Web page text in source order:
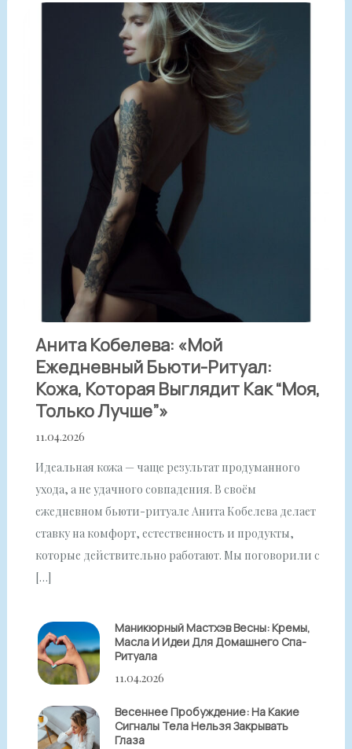
Анита Кобелева: «Мой
Ежедневный Бьюти-Ритуал:
Кожа, Которая Выглядит Как “моя,
Только Лучше”»
11.04.2026
Идеальная кожа — чаще результат продуманного
ухода, а не удачного совпадения. В своём
ежедневном бьюти-ритуале Анита Кобелева делает
ставку на комфорт, естественность и продукты,
которые действительно работают. Мы поговорили с
[…]
Маникюрный Мастхэв Весны: Кремы,
Масла И Идеи Для Домашнего Спа-
Ритуала
11.04.2026
Весеннее Пробуждение: На Какие
Сигналы Тела Нельзя Закрывать
Глаза